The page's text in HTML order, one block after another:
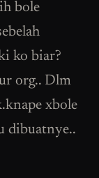
bole
ko biar?
org.. Dlm
xbole
dibuatnye..